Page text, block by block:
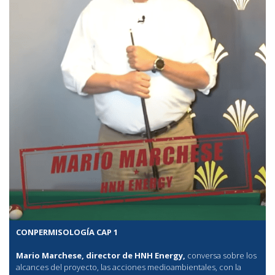
CONPERMISOLOGÍA CAP 1
Mario Marchese, director de HNH Energy, conversa sobre los
alcances del proyecto, las acciones medioambientales, con la